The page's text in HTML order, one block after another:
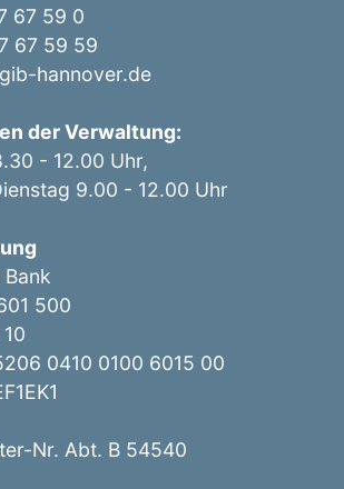
67 59 0
67 59 59
hannover.de
der Verwaltung:
- 12.00 Uhr,
9.00 - 12.00 Uhr
500
0410 0100 6015 00
Nr. Abt. B 54540